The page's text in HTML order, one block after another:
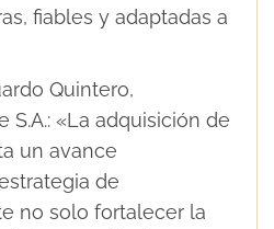
fiables y adaptadas a
Quintero,
S.A.: «La adquisición de
un avance
de
no solo fortalecer la